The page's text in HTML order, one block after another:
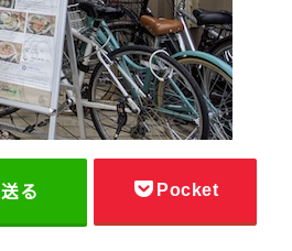
送る Pocket